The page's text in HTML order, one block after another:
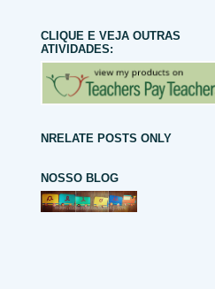
CLIQUE E VEJA OUTRAS
ATIVIDADES:
NRELATE POSTS ONLY
NOSSO BLOG